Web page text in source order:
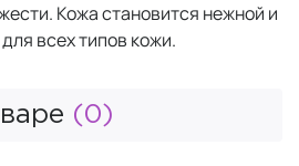
Кожа становится нежной и
всех типов кожи.
(0)